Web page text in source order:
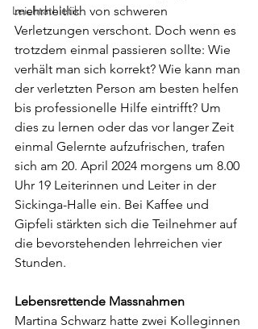
Leichtathletik
mehrheitlich von schweren
Verletzungen verschont. Doch wenn es
trotzdem einmal passieren sollte: Wie
verhält man sich korrekt? Wie kann man
der verletzten Person am besten helfen
bis professionelle Hilfe eintrifft? Um
dies zu lernen oder das vor langer Zeit
einmal Gelernte aufzufrischen, trafen
sich am 20. April 2024 morgens um 8.00
Uhr 19 Leiterinnen und Leiter in der
Sickinga-Halle ein. Bei Kaffee und
Gipfeli stärkten sich die Teilnehmer auf
die bevorstehenden lehrreichen vier
Stunden.
Lebensrettende Massnahmen
Martina Schwarz hatte zwei Kolleginnen